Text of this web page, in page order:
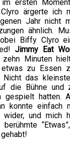
ersten
ärgerte ich
Jahr nicht
ähnlich.
Biffy Clyro
Jimmy Eat
Minuten
zu Essen
das
die Bühne und
gespielt hatten.
konnte einfach
und mich